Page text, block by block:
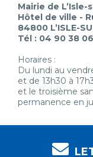
Mairie de
Hôtel de ville -
84800 L’ISLE-
Tél : 04 90 38
Horaires :
Du lundi au
et de 13h30 à
et le troisième
permanence en